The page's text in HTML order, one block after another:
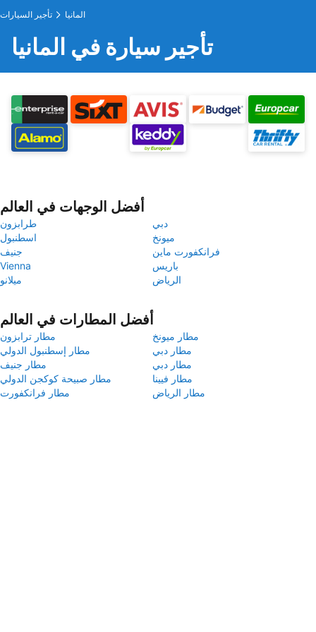
تأجير السيارات المانيا
تأجير سيارة في المانيا
أفضل الوجهات في العالم
طرابزون
دبي
اسطنبول
ميونخ
جنيف
فرانكفورت ماين
Vienna
باريس
ميلانو
الرياض
أفضل المطارات في العالم
مطار ترابزون
مطار ميونخ
مطار إسطنبول الدولي
مطار دبي
مطار جنيف
مطار دبي
مطار صبيحة كوكجن الدولي
مطار فيينا
مطار فرانكفورت
مطار الرياض